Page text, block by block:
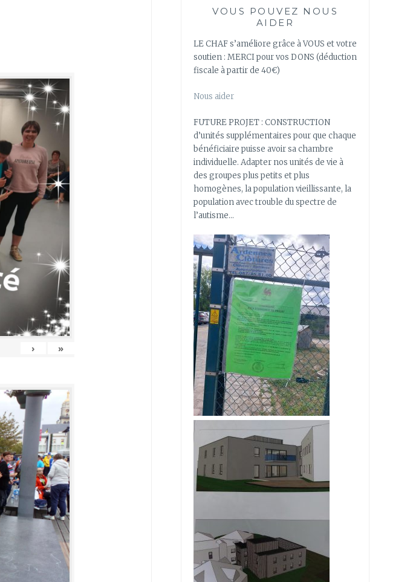
› »
VOUS POUVEZ NOUS
AIDER
LE CHAF s’améliore grâce à VOUS et votre
soutien : MERCI pour vos DONS (déduction
fiscale à partir de 40€)
Nous aider
FUTURE PROJET : CONSTRUCTION
d’unités supplémentaires pour que chaque
bénéficiaire puisse avoir sa chambre
individuelle. Adapter nos unités de vie à
des groupes plus petits et plus
homogènes, la population vieillissante, la
population avec trouble du spectre de
l’autisme…